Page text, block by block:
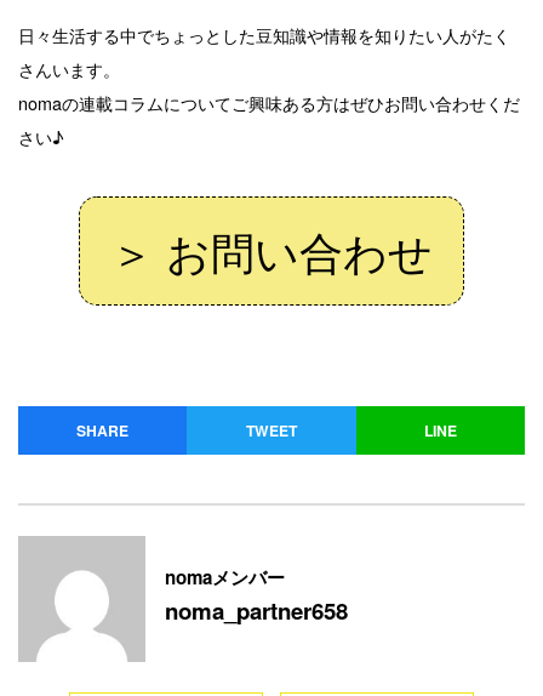
日々生活する中でちょっとした豆知識や情報を知りたい人がたく
さんいます。
nomaの連載コラムについてご興味ある方はぜひお問い合わせくだ
さい♪
＞ お問い合わせ
SHARE TWEET LINE
nomaメンバー
noma_partner658